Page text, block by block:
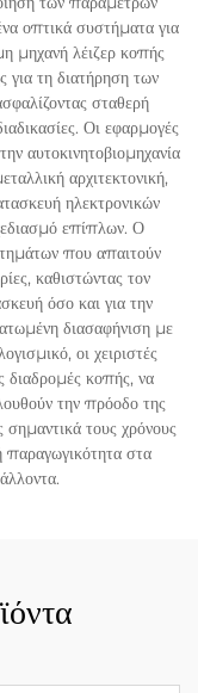
οπτικά συστήματα για
μηχανή λέιζερ κοπής
για τη διατήρηση των
σταθερή
Οι εφαρμογές
αυτοκινητοβιομηχανία
αρχιτεκτονική,
ηλεκτρονικών
επίπλων. Ο
που απαιτούν
καθιστώντας τον
όσο και για την
διασαφήνιση με
οι χειριστές
διαδρομές κοπής, να
την πρόοδο της
τους χρόνους
παραγωγικότητα στα